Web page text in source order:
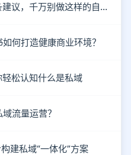
原创365篇文章后，送你七条建议，千万别做这样的自媒体！
何打造健康商业环境？
松认知什么是私域
流量运营？
建私域“一体化”方案